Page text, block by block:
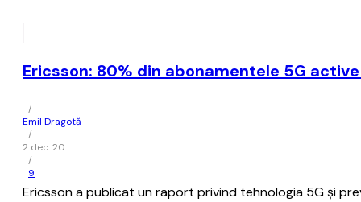
Ericsson: 80% din abonamentele 5G
/
Emil Dragotă
/
2 dec. 20
/
9
Ericsson a publicat un raport privind tehnologia 5G și